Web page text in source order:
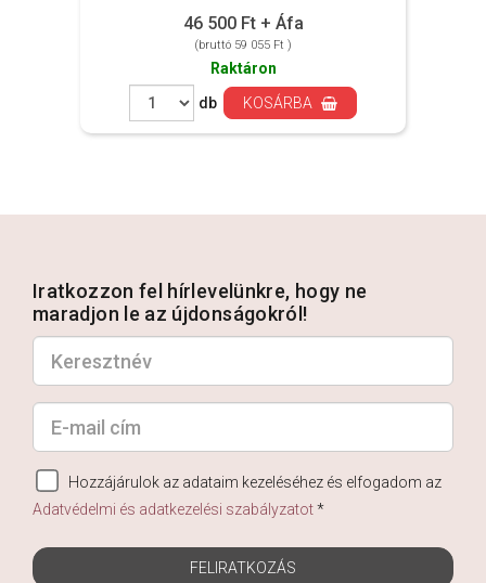
46 500 Ft + Áfa
(bruttó 59 055 Ft )
Raktáron
db
KOSÁRBA
Iratkozzon fel hírlevelünkre, hogy ne
maradjon le az újdonságokról!
Hozzájárulok az adataim kezeléséhez és elfogadom az
Adatvédelmi és adatkezelési szabályzatot*
FELIRATKOZÁS